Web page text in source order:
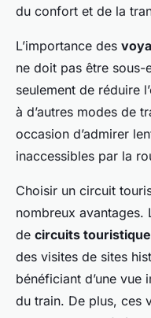
du confort et de la
L’importance des
ne doit pas être sous-
seulement de réduire
à d’autres modes de
occasion d’admirer
inaccessibles par la
Choisir un circuit
nombreux
de circuits
des visites de sites
bénéficiant d’une vue
du train. De plus, ces